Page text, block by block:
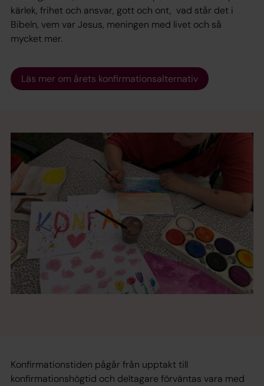
kärlek, frihet och ansvar, gott och ont, vad står det i
Bibeln, vem var Jesus, meningen med livet och så
mycket mer.
Läs mer om årets konfirmationsalternativ
Konfirmationstiden pågår från upptakt till
konfirmationshögtid och deltagare förväntas vara med